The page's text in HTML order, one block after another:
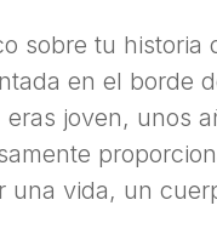
sobre tu
en el borde
joven, unos
una vida, un